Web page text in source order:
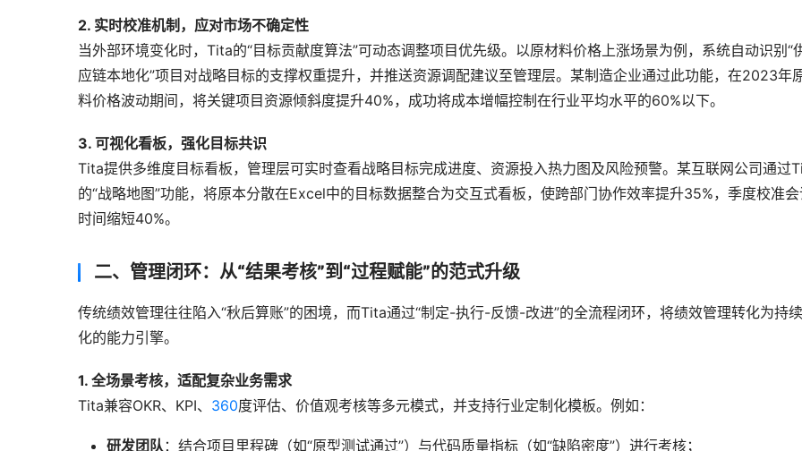
2. 实时校准机制，应对市场不确定性
当外部环境变化时，Tita的“目标贡献度算法”可动态调整项目优先级。以原材料价格上涨场景为例，系统自动识别“
应链本地化”项目对战略目标的支撑权重提升，并推送资源调配建议至管理层。某制造企业通过此功能，在2023年
料价格波动期间，将关键项目资源倾斜度提升40%，成功将成本增幅控制在行业平均水平的60%以下。
3. 可视化看板，强化目标共识
Tita提供多维度目标看板，管理层可实时查看战略目标完成进度、资源投入热力图及风险预警。某互联网公司通过
的“战略地图”功能，将原本分散在Excel中的目标数据整合为交互式看板，使跨部门协作效率提升35%，季度校准
时间缩短40%。
二、管理闭环：从“结果考核”到“过程赋能”的范式升级
传统绩效管理往往陷入“秋后算账”的困境，而Tita通过“制定-执行-反馈-改进”的全流程闭环，将绩效管理转化为持
化的能力引擎。
1. 全场景考核，适配复杂业务需求
Tita兼容OKR、KPI、 360度评估、价值观考核等多元模式，并支持行业定制化模板。例如：
研发团队：结合项目里程碑（如“原型测试通过”）与代码质量指标（如“缺陷密度”）进行考核；